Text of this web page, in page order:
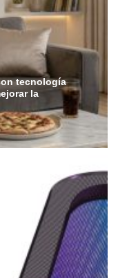
tecnología
la